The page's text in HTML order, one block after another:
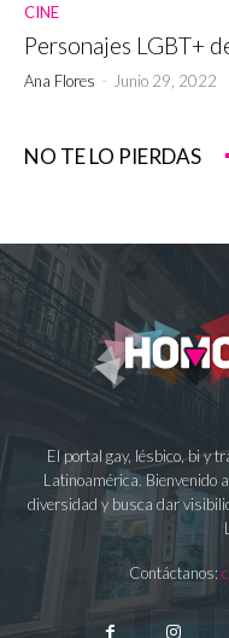
CINE
Personajes LGBT+
Ana Flores - Junio 29, 2022
NO TE LO PIERDAS
El portal gay, lésbico, bi y
Latinoamérica. Bienvenido
diversidad y busca dar
Contáctanos: